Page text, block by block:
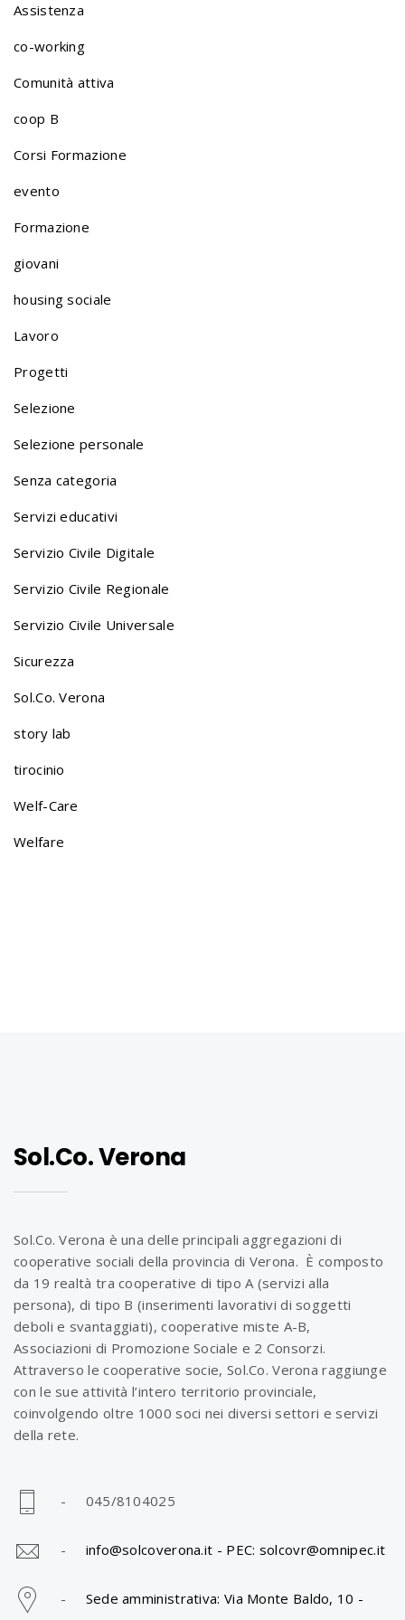
t
f
o
o
n
a
v
g
a
t
Assistenza
co-working
Comunità attiva
coop B
Corsi Formazione
evento
Formazione
giovani
housing sociale
Lavoro
Progetti
Selezione
Selezione personale
Senza categoria
Servizi educativi
Servizio Civile Digitale
Servizio Civile Regionale
Servizio Civile Universale
Sicurezza
Sol.Co. Verona
story lab
tirocinio
Welf-Care
Welfare
Sol.Co. Verona
Sol.Co. Verona è una delle principali aggregazioni di
cooperative sociali della provincia di Verona. È composto
da 19 realtà tra cooperative di tipo A (servizi alla
persona), di tipo B (inserimenti lavorativi di soggetti
deboli e svantaggiati), cooperative miste A-B,
Associazioni di Promozione Sociale e 2 Consorzi.
Attraverso le cooperative socie, Sol.Co. Verona raggiunge
con le sue attività l’intero territorio provinciale,
coinvolgendo oltre 1000 soci nei diversi settori e servizi
della rete.
- 045/8104025
- info@solcoverona.it - PEC: solcovr@omnipec.it
- Sede amministrativa: Via Monte Baldo, 10 -